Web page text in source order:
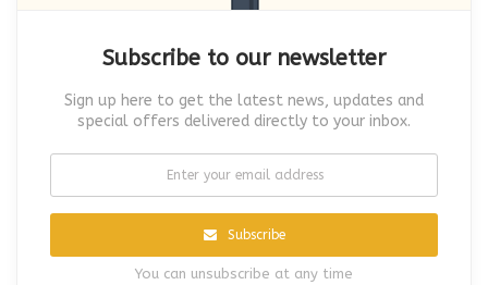
Subscribe to our newsletter
Sign up here to get the latest news, updates and
special offers delivered directly to your inbox.
Subscribe
You can unsubscribe at any time